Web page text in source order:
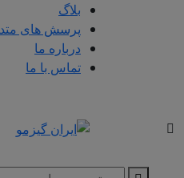
بلاگ
پرسش های
درباره ما
تماس با ما